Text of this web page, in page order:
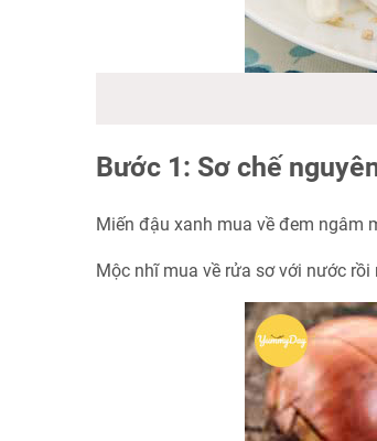
Bước 1: Sơ chế
Miến đậu xanh mua về đem ngâm
Mộc nhĩ mua về rửa sơ với nước